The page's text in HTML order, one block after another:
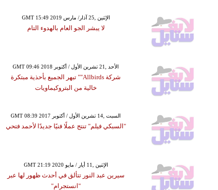
GMT 15:49 2019 الإثنين ,25 آذار/ مارس
لا يبشر الجو العام بالهدوء التام
GMT 09:46 2018 الأحد ,21 تشرين الأول / أكتوبر
شركة Allbirds"" تبهر الجميع بأحذية مبتكرة
خالية من البتروكيماويات
GMT 08:39 2017 السبت ,14 تشرين الأول / أكتوبر
"السبكي فيلم" تنتج عملًا فنيًا جديدًا لأحمد فتحي
GMT 21:19 2020 الإثنين ,11 أيار / مايو
سيرين عبد النور تتألق في أحدث ظهور لها عبر
"انستجرام"